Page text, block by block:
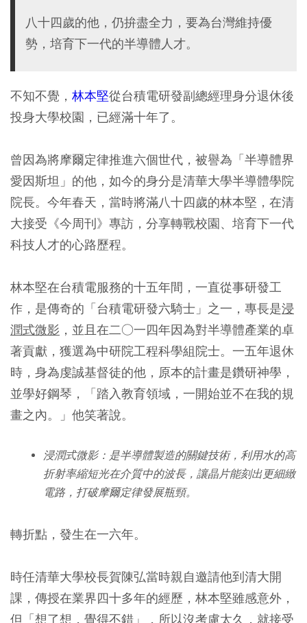
八十四歲的他，仍拚盡全力，要為台灣維持優
勢，培育下一代的半導體人才。
不知不覺， 林本堅從台積電研發副總經理身分退休後
投身大學校園，已經滿十年了。
曾因為將摩爾定律推進六個世代，被譽為「半導體界
愛因斯坦」的他，如今的身分是清華大學半導體學院
院長。今年春天，當時將滿八十四歲的林本堅，在清
大接受《今周刊》專訪，分享轉戰校園、培育下一代
科技人才的心路歷程。
林本堅在台積電服務的十五年間，一直從事研發工
作，是傳奇的「台積電研發六騎士」之一，專長是浸
潤式微影 ，並且在二○一四年因為對半導體產業的卓
著貢獻，獲選為中研院工程科學組院士。一五年退休
時，身為虔誠基督徒的他，原本的計畫是鑽研神學，
並學好鋼琴，「踏入教育領域，一開始並不在我的規
畫之內。」他笑著說。
浸潤式微影：是半導體製造的關鍵技術，利用水的高
折射率縮短光在介質中的波長，讓晶片能刻出更細緻
電路，打破摩爾定律發展瓶頸。
轉折點，發生在一六年。
時任清華大學校長賀陳弘當時親自邀請他到清大開
課，傳授在業界四十多年的經歷，林本堅雖感意外，
但「想了想，覺得不錯」，所以沒考慮太久，就接受